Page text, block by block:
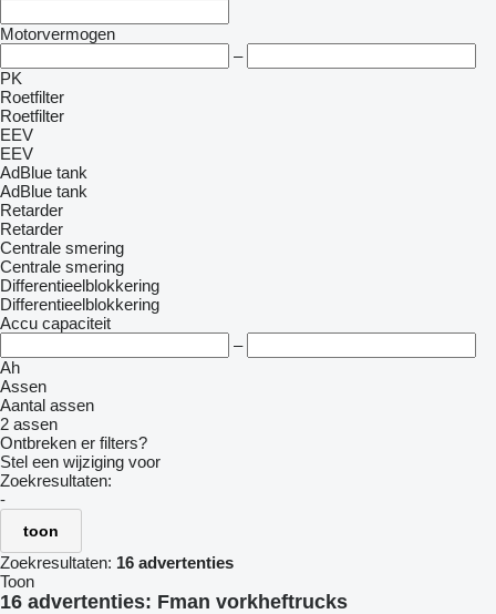
Motorvermogen
–
PK
Roetfilter
Roetfilter
EEV
EEV
AdBlue tank
AdBlue tank
Retarder
Retarder
Centrale smering
Centrale smering
Differentieelblokkering
Differentieelblokkering
Accu capaciteit
–
Ah
Assen
Aantal assen
2 assen
Ontbreken er filters?
Stel een wijziging voor
Zoekresultaten:
-
toon
Zoekresultaten: 16 advertenties
Toon
16 advertenties: Fman vorkheftrucks